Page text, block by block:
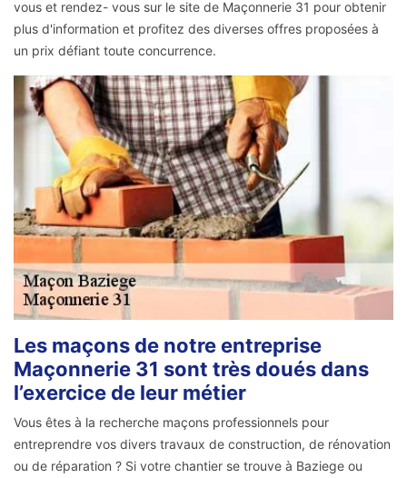
vous et rendez- vous sur le site de Maçonnerie 31 pour obtenir
plus d'information et profitez des diverses offres proposées à
un prix défiant toute concurrence.
Les maçons de notre entreprise
Maçonnerie 31 sont très doués dans
l’exercice de leur métier
Vous êtes à la recherche maçons professionnels pour
entreprendre vos divers travaux de construction, de rénovation
ou de réparation ? Si votre chantier se trouve à Baziege ou